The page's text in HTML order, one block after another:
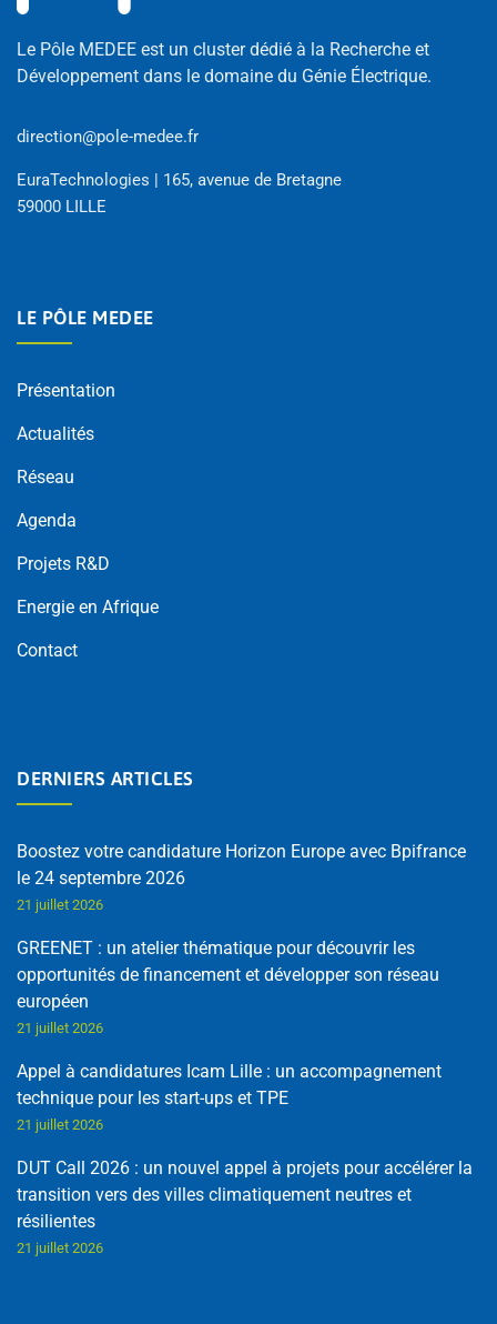
Le Pôle MEDEE est un cluster dédié à la Recherche et
Développement dans le domaine du Génie Électrique.
direction@pole-medee.fr
EuraTechnologies | 165, avenue de Bretagne
59000 LILLE
LE PÔLE MEDEE
Présentation
Actualités
Réseau
Agenda
Projets R&D
Energie en Afrique
Contact
DERNIERS ARTICLES
Boostez votre candidature Horizon Europe avec Bpifrance
le 24 septembre 2026
21 juillet 2026
GREENET : un atelier thématique pour découvrir les
opportunités de financement et développer son réseau
européen
21 juillet 2026
Appel à candidatures Icam Lille : un accompagnement
technique pour les start-ups et TPE
21 juillet 2026
DUT Call 2026 : un nouvel appel à projets pour accélérer la
transition vers des villes climatiquement neutres et
résilientes
21 juillet 2026